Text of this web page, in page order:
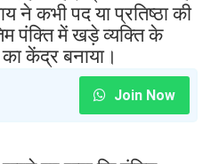
ने कभी पद या प्रतिष्ठा की
पंक्ति में खड़े व्यक्ति के
केंद्र बनाया।
Join Now